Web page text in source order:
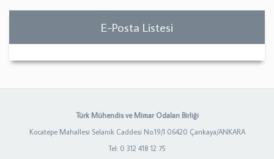
E-Posta Listesi
Türk Mühendis ve Mimar Odaları Birliği
Kocatepe Mahallesi Selanik Caddesi No:19/1 06420 Çankaya/ANKARA
Tel: 0 312 418 12 75